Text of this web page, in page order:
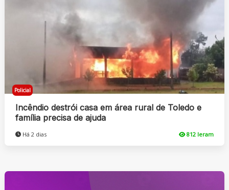
Policial
Incêndio destrói casa em área rural de Toledo e
família precisa de ajuda
Há 2 dias 812 leram